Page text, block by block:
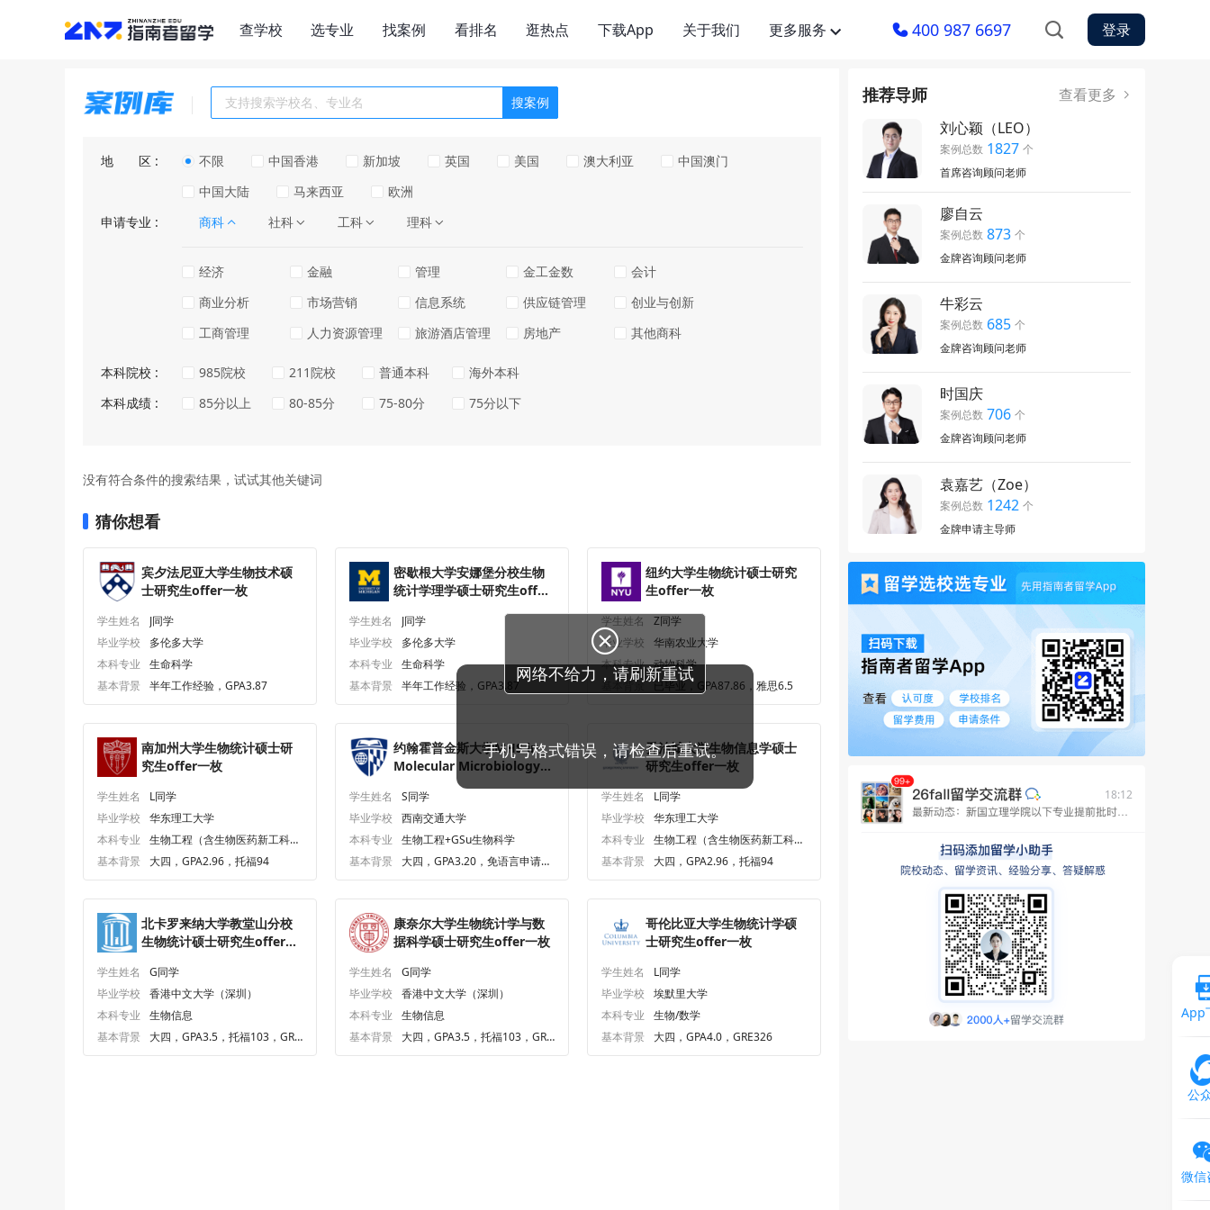
查学校 选专业 找案例 看排名 逛热点 下载App 关于我们 更多服务 400 987 6697 登录
搜案例
地区 不限 中国香港 新加坡 英国 美国 澳大利亚
中国澳门
中国大陆
马来西亚
欧洲
申请专业
商科 社科 工科 理科
经济 金融 管理 金工金数
会计
商业分析
市场营销 信息系统 供应链管理
创业与创新
工商管理
人力资源管理 旅游酒店管理 房地产 其他商科
本科院校 985院校 211院校 普通本科
海外本科
本科成绩
85分以上 80-85分 75-80分 75分以下
没有符合条件的搜索结果，试试其他关键词
猜你想看
宾夕法尼亚大学生物技术硕
士研究生offer一枚
学生姓名
J同学
毕业学校
多伦多大学
本科专业
生命科学
基本背景
半年工作经验，GPA3.87
密歇根大学安娜堡分校生物
统计学理学硕士研究生offer
学生姓名
J同学
毕业学校
多伦多大学
本科专业
生命科学
基本背景
半年工作经验，GPA3.87
纽约大学生物统计硕士研究
生offer一枚
学生姓名
Z同学
毕业学校
华南农业大学
本科专业 动物科学
基本背景 已毕业，GPA87.86，雅思6.5
南加州大学生物统计硕士研
究生offer一枚
学生姓名
L同学
毕业学校
华东理工大学
本科专业
生物工程（含生物医药新工科、
基本背景 大四，GPA2.96，托福94
约翰霍普金斯大学MHS in
Molecular Microbiology
and Immunology研究生
offer一枚
学生姓名
S同学
毕业学校
西南交通大学
本科专业
生物工程+GSu生物科学
基本背景
大四，GPA3.20，免语言申请，
乔治城大学生物信息学硕士
研究生offer一枚
学生姓名
L同学
毕业学校
华东理工大学
本科专业
生物工程（含生物医药新工科、
基本背景 大四，GPA2.96，托福94
北卡罗来纳大学教堂山分校
生物统计硕士研究生offer一
学生姓名
G同学
毕业学校
香港中文大学（深圳）
本科专业
生物信息
基本背景
大四，GPA3.5，托福103，GRE
康奈尔大学生物统计学与数
据科学硕士研究生offer一枚
学生姓名
G同学
毕业学校
香港中文大学（深圳）
本科专业
生物信息
基本背景
大四，GPA3.5，托福103，GRE
哥伦比亚大学生物统计学硕
士研究生offer一枚
学生姓名
L同学
毕业学校
埃默里大学
本科专业
生物/数学
基本背景
大四，GPA4.0，GRE326
推荐导师
查看更多
刘心颖（LEO）
案例总数 1827 个
首席咨询顾问老师
廖自云
案例总数 873 个
金牌咨询顾问老师
牛彩云
案例总数 685 个
金牌咨询顾问老师
时国庆
案例总数 706 个
金牌咨询顾问老师
袁嘉艺（Zoe）
案例总数 1242 个
金牌申请主导师
18:12
App
公
微信
手机号格式错误，请检查后重试。

网络不给力，请刷新重试